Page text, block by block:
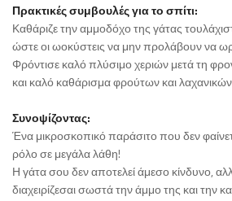
Πρακτικές συμβουλές για το σπίτι:
Καθάριζε την αμμοδόχο της γάτας
ώστε οι ωοκύστεις να μην προλάβουν να
Φρόντισε καλό πλύσιμο χεριών μετά τη
και καλό καθάρισμα φρούτων και
Συνοψίζοντας:
Ένα μικροσκοπικό παράσιτο που δεν
ρόλο σε μεγάλα λάθη!
Η γάτα σου δεν αποτελεί άμεσο κίνδυνο,
διαχειρίζεσαι σωστά την άμμο της και την